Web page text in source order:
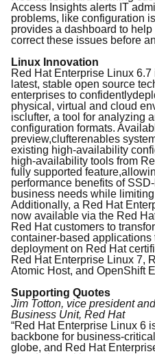
Access Insights alerts IT
problems, like configuration
provides a dashboard to
correct these issues before
Linux Innovation
Red Hat Enterprise Linux 6.7
latest, stable open source
enterprises to confidently
physical , virtual and cloud
isc lufter, a tool for analyzing
configuration formats.
preview,clufterenables
existing high-availability
high-availability tools from
fully supported feature,allow
performance benefits of
business needs while
Additionally, a Red Hat
now available via the Red
Red Hat customers to
container-based applications
deployment on Red Hat
Red Hat Enterprise Linux 7,
Atomic Host, and OpenShift
Supporting Quotes
Jim Totton, vice president
Business Unit, Red Hat
“Red Hat Enterprise Linux 6
backbone for business-
globe, and Red Hat